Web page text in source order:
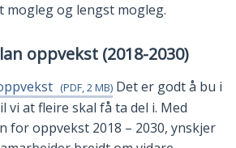
mogleg og lengst mogleg.
oppvekst (2018-2030)
(PDF, 2 MB) Det er godt å bu i
vi at fleire skal få ta del i. Med
for oppvekst 2018 – 2030, ynskjer